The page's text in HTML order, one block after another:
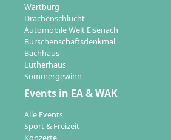
Wartburg
Drachenschlucht
Automobile Welt Eisenach
Burschenschaftsdenkmal
Bachhaus
Lutherhaus
Sommergewinn
Events in EA & WAK
Alle Events
Sport & Freizeit
Konzerte